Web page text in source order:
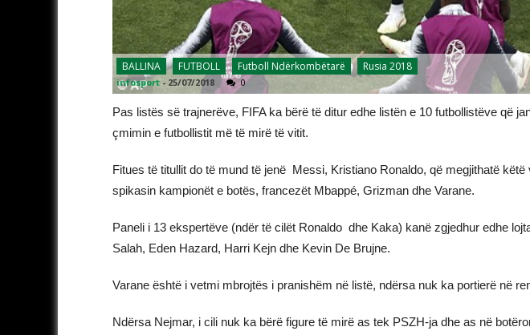
BALLINA FUTBOLL Futboll Ndërkombëtarë Rusia 2018
infosport - 25/07/2018 0
Pas listës së trajnerëve, FIFA ka bërë të ditur edhe listën e 10 futbollistëve që
çmimin e futbollistit më të mirë të vitit.
Fitues të titullit do të mund të jenë Messi, Kristiano Ronaldo, që megjithatë
spikasin kampionët e botës, francezët Mbappé, Grizman dhe Varane.
Paneli i 13 ekspertëve (ndër të cilët Ronaldo dhe Kaka) kanë zgjedhur edhe
Salah, Eden Hazard, Harri Kejn dhe Kevin De Brujne.
Varane është i vetmi mbrojtës i pranishëm në listë, ndërsa nuk ka portierë në
Ndërsa Nejmar, i cili nuk ka bërë figure të mirë as tek PSZH-ja dhe as në